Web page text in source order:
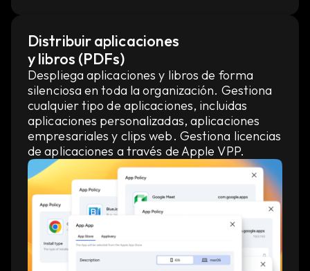
Distribuir aplicaciones
y libros (PDFs)
Despliega aplicaciones y libros de forma
silenciosa en toda la organización. Gestiona
cualquier tipo de aplicaciones, incluidas
aplicaciones personalizadas, aplicaciones
empresariales y clips web. Gestiona licencias
de aplicaciones a través de Apple VPP.